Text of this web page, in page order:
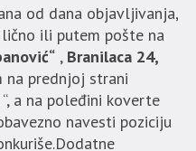
od dana objavljivanja,
ili putem pošte na
, Branilaca 24,
na prednjoj strani
a na poleđini koverte
navesti poziciju